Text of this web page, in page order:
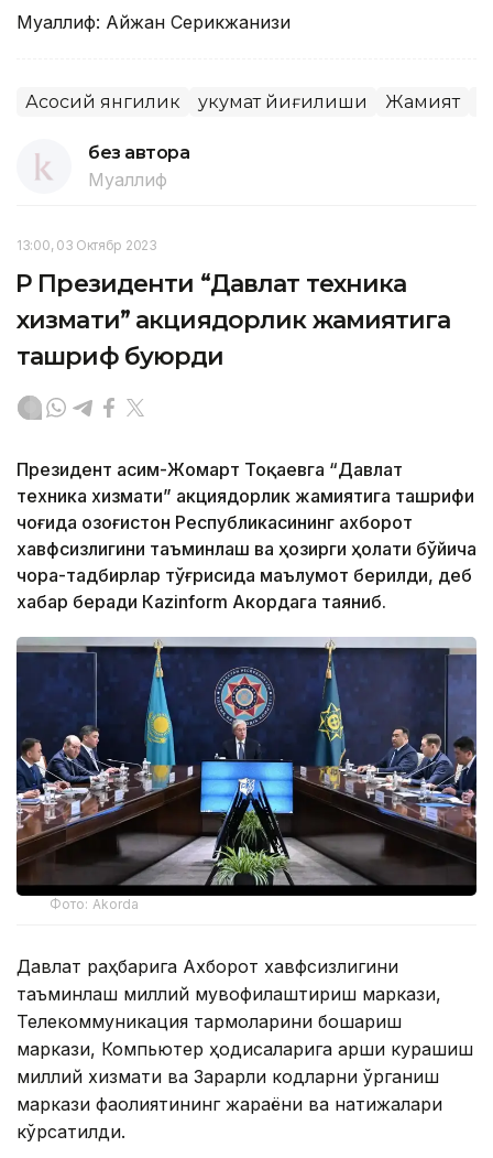
Муаллиф: Айжан Серикжанқизи
Асосий янгилик Ҳукумат йиғилиши Жамият
без автора
Муаллиф
13:00, 03 Октябр 2023
ҚР Президенти “Давлат техника
хизмати” акциядорлик жамиятига
ташриф буюрди
Президент Қасим-Жомарт Тоқаевга “Давлат
техника хизмати” акциядорлик жамиятига ташрифи
чоғида Қозоғистон Республикасининг ахборот
хавфсизлигини таъминлаш ва ҳозирги ҳолати бўйича
чора-тадбирлар тўғрисида маълумот берилди, деб
хабар беради Каzinform Акордага таяниб.
Фото: Akorda
Давлат раҳбарига Ахборот хавфсизлигини
таъминлаш миллий мувофиқлаштириш маркази,
Телекоммуникация тармоқларини бошқариш
маркази, Компьютер ҳодисаларига қарши курашиш
миллий хизмати ва Зарарли кодларни ўрганиш
маркази фаолиятининг жараёни ва натижалари
кўрсатилди.